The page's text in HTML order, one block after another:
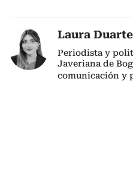
Laura Duarte
Periodista y
Javeriana de
comunicación y